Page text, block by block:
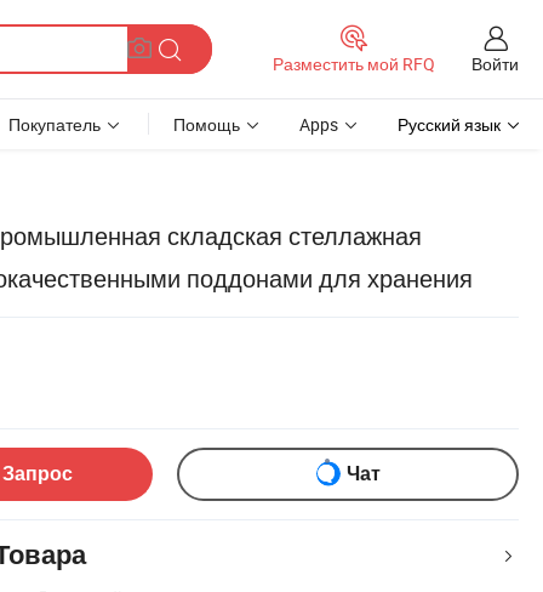
Разместить мой RFQ Войти
Покупатель Помощь Apps Русский язык
складская стеллажная
поддонами для хранения
Чат